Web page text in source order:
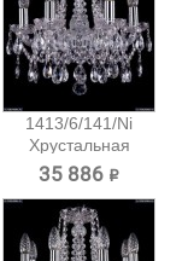
1413/6/141/Ni
Хрустальная
подвесная...
35 886 ₽